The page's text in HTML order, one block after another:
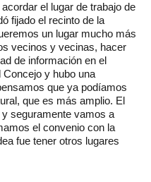
el lugar de trabajo de
fijado el recinto de la
un lugar mucho más
vecinos y vecinas, hacer
de información en el
y hubo una
que ya podíamos
que es más amplio. El
seguramente vamos a
el convenio con la
fue tener otros lugares